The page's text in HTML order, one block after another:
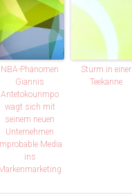
NBA-Phänomen
Giannis
Antetokounmpo
wagt sich mit
seinem neuen
Unternehmen
Media
ins
Sturm in einer
Teekanne